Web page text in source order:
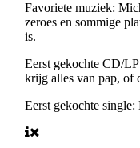
Favoriete muziek:
zeroes en sommige
is.
Eerst gekochte CD/
krijg alles van pap, of
Eerst gekochte single: